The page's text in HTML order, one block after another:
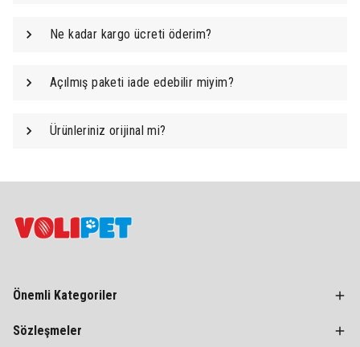
Ne kadar kargo ücreti öderim?
Açılmış paketi iade edebilir miyim?
Ürünleriniz orijinal mi?
Önemli Kategoriler
Sözleşmeler